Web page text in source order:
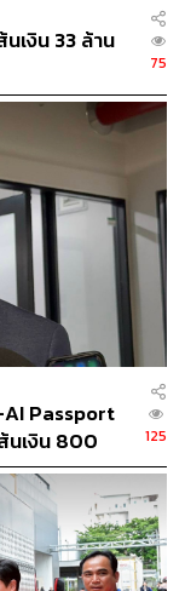
ะอาลีบาบามี 4
เพื่อส่งเสริม
ซึ่งจะใช้
ติกส์ผ่านไช่เหนี่ยว
ติกส์ของอาลีบาบา
น การขนส่ง
ลก คาดว่าจะเริ่ม
ละเริ่มดำเนินการ
เงิน 33 ล้าน
75
Passport
นเงิน 800
125